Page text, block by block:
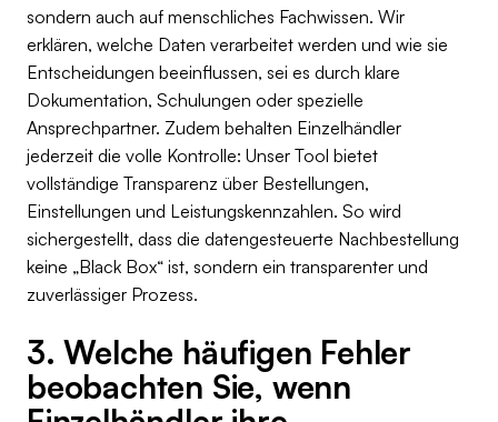
sondern auch auf menschliches Fachwissen. Wir
erklären, welche Daten verarbeitet werden und wie sie
Entscheidungen beeinflussen, sei es durch klare
Dokumentation, Schulungen oder spezielle
Ansprechpartner. Zudem behalten Einzelhändler
jederzeit die volle Kontrolle: Unser Tool bietet
vollständige Transparenz über Bestellungen,
Einstellungen und Leistungskennzahlen. So wird
sichergestellt, dass die datengesteuerte Nachbestellung
keine „Black Box“ ist, sondern ein transparenter und
zuverlässiger Prozess.
3. Welche häufigen Fehler
beobachten Sie, wenn